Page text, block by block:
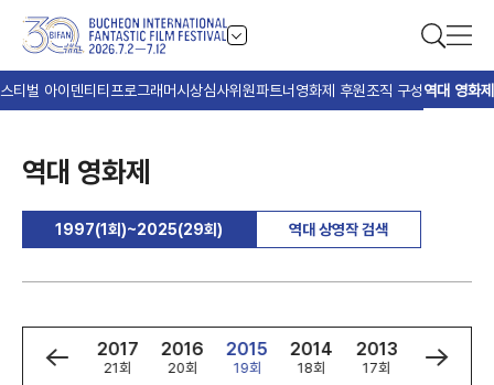
티벌 아이덴티티 프로그래머시상심사위원파트너 영화제 후원조직 구성역대 영화제
역대 영화제
1997(1회)~2025(29회) 역대 상영작 검색
2018
22회
2017
21회
2016
20회
2015
19회
2014
18회
2013
17회
2012
16회